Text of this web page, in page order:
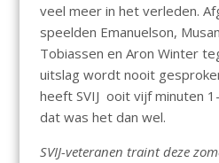
veel meer in het verleden.
speelden Emanuelson,
Tobiassen en Aron Winter
uitslag wordt nooit
heeft SVIJ ooit vijf minuten
dat was het dan wel.
SVIJ-veteranen traint deze